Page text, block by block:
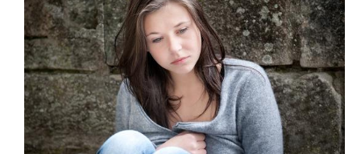
à
des
fins
de
criminalité
forcée
en
Europe